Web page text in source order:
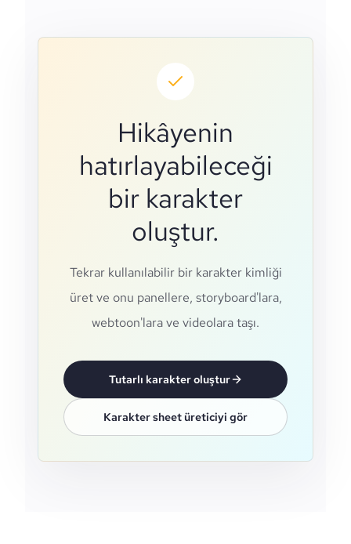
Hikâyenin
hatırlayabileceği
bir karakter
oluştur.
Tekrar kullanılabilir bir karakter kimliği
üret ve onu panellere, storyboard'lara,
webtoon'lara ve videolara taşı.
Tutarlı karakter oluştur
Karakter sheet üreticiyi gör